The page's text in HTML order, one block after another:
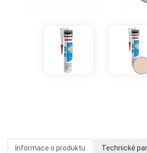
Informace o produktu Technické